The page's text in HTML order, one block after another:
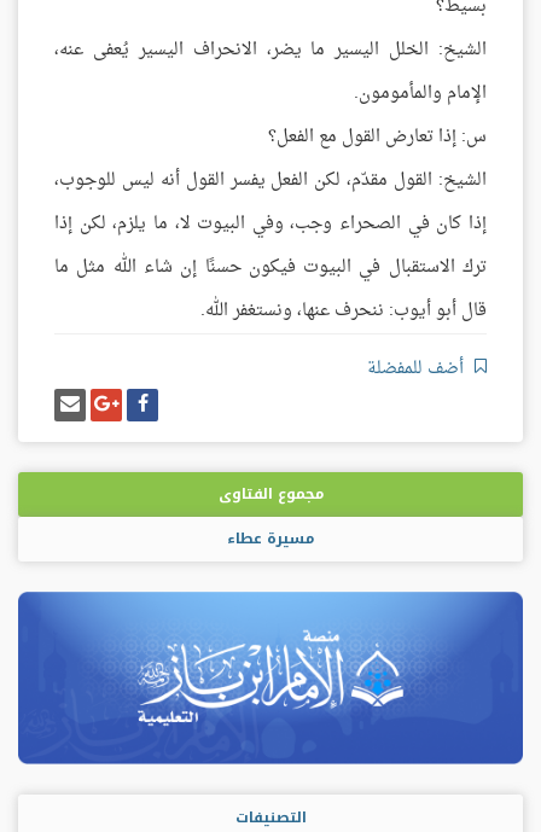
بسيط؟
الشيخ: الخلل اليسير ما يضر، الانحراف اليسير يُعفى عنه،
الإمام والمأمومون.
س: إذا تعارض القول مع الفعل؟
الشيخ: القول مقدّم، لكن الفعل يفسر القول أنه ليس للوجوب،
إذا كان في الصحراء وجب، وفي البيوت لا، ما يلزم، لكن إذا
ترك الاستقبال في البيوت فيكون حسنًا إن شاء الله مثل ما
قال أبو أيوب: ننحرف عنها، ونستغفر الله.
أضف للمفضلة
شارك
على
فيسبوك
شارك
على
غوغل
بلس
إرسل
إيميل
مجموع الفتاوى
مسيرة عطاء
التصنيفات